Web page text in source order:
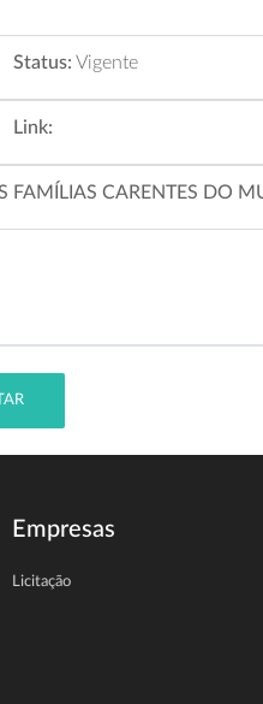
Status: Vigente
Link:
FAMÍLIAS CARENTES DO
Empresas
Licitação